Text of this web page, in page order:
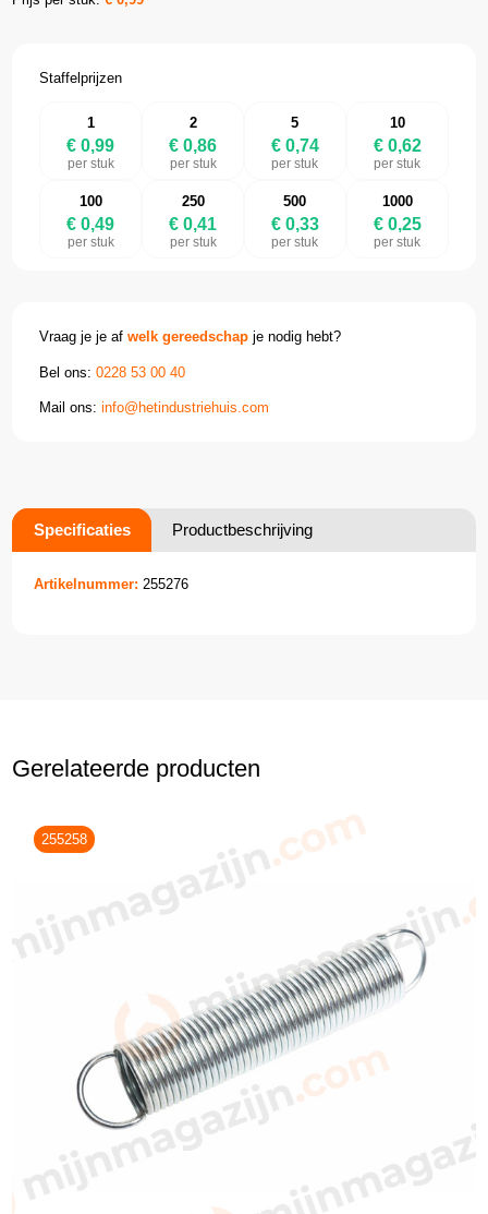
Staffelprijzen
1
€ 0,99
per stuk
2
€ 0,86
per stuk
5
€ 0,74
per stuk
10
€ 0,62
per stuk
100
€ 0,49
per stuk
250
€ 0,41
per stuk
500
€ 0,33
per stuk
1000
€ 0,25
per stuk
Vraag je je afwelk gereedschap je nodig hebt?
Bel ons:0228 53 00 40
Mail ons:info@hetindustriehuis.com
Specificaties Productbeschrijving
Artikelnummer: 255276
Gerelateerde producten
255258